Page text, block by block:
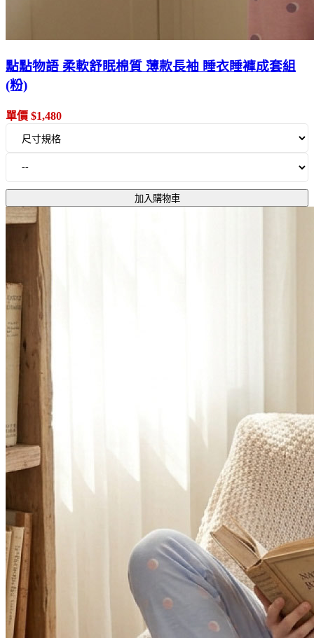
點點物語 柔軟舒眠棉質 薄款長袖 睡衣睡褲成套組
(粉)
單價 $1,480
加入購物車